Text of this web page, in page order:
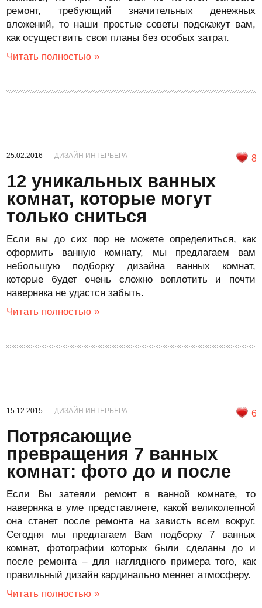
ремонт, требующий значительных денежных
вложений, то наши простые советы подскажут вам,
как осуществить свои планы без особых затрат.
Читать полностью »
25.02.2016 ДИЗАЙН ИНТЕРЬЕРА 8
12 уникальных ванных
комнат, которые могут
только сниться
Если вы до сих пор не можете определиться, как
оформить ванную комнату, мы предлагаем вам
небольшую подборку дизайна ванных комнат,
которые будет очень сложно воплотить и почти
наверняка не удастся забыть.
Читать полностью »
15.12.2015 ДИЗАЙН ИНТЕРЬЕРА 6
Потрясающие
превращения 7 ванных
комнат: фото до и после
Если Вы затеяли ремонт в ванной комнате, то
наверняка в уме представляете, какой великолепной
она станет после ремонта на зависть всем вокруг.
Сегодня мы предлагаем Вам подборку 7 ванных
комнат, фотографии которых были сделаны до и
после ремонта – для наглядного примера того, как
правильный дизайн кардинально меняет атмосферу.
Читать полностью »